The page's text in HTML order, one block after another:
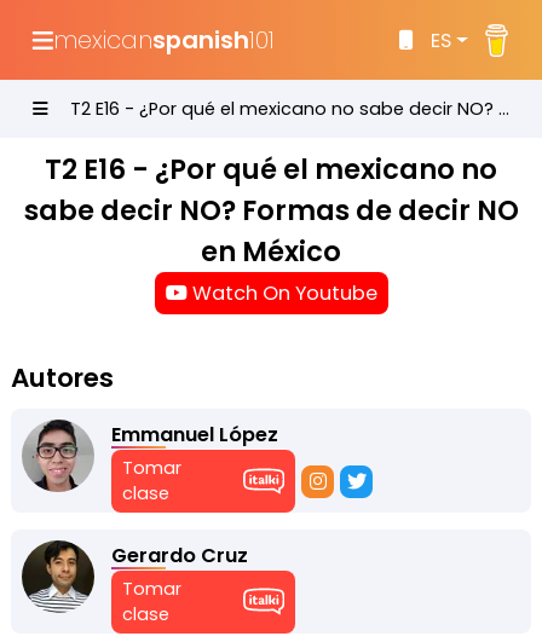
mexicanspanish101 ES
T2 E16 - ¿Por qué el mexicano no sabe decir NO? Formas de decir NO en México
T2 E16 - ¿Por qué el mexicano no
sabe decir NO? Formas de decir NO
en México
Watch On Youtube
Autores
Emmanuel López
Tomar
clase
Gerardo Cruz
Tomar
clase